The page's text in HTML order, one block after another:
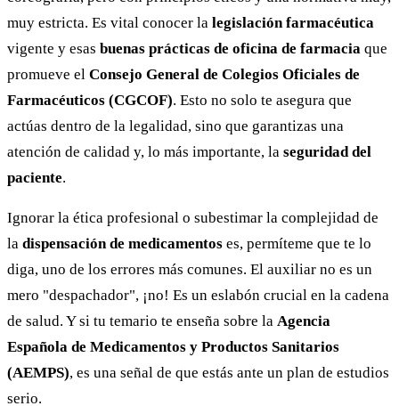
muy estricta. Es vital conocer la legislación farmacéutica
vigente y esas buenas prácticas de oficina de farmacia que
promueve el Consejo General de Colegios Oficiales de
Farmacéuticos (CGCOF). Esto no solo te asegura que
actúas dentro de la legalidad, sino que garantizas una
atención de calidad y, lo más importante, la seguridad del
paciente.
Ignorar la ética profesional o subestimar la complejidad de
la dispensación de medicamentos es, permíteme que te lo
diga, uno de los errores más comunes. El auxiliar no es un
mero "despachador", ¡no! Es un eslabón crucial en la cadena
de salud. Y si tu temario te enseña sobre la Agencia
Española de Medicamentos y Productos Sanitarios
(AEMPS), es una señal de que estás ante un plan de estudios
serio.